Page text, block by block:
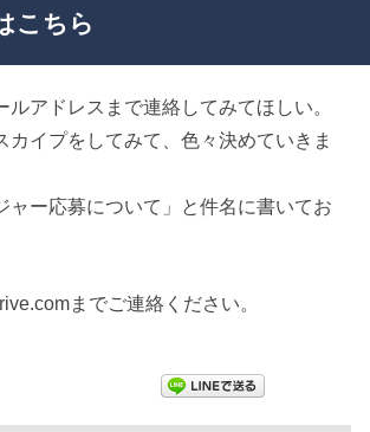
こちら
ルアドレスまで連絡してみてほしい。
カイプをしてみて、色々決めていきま
ー応募について」と件名に書いてお
までご連絡ください。